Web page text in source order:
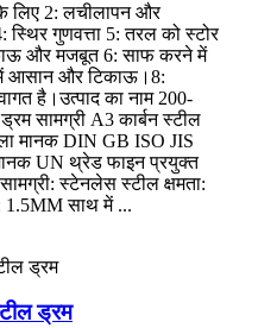
लिए 2: लचीलापन और
गुणवत्ता 5: तरल को स्टोर
और मजबूत 6: साफ करने में
आसान और टिकाऊ।8:
है।उत्पाद का नाम 200-
सामग्री A3 कार्बन स्टील
मानक DIN GB ISO JIS
UN थ्रेड फाइन प्रयुक्त
स्टेनलेस स्टील क्षमता:
1.5MM साथ में ...
ड्रम